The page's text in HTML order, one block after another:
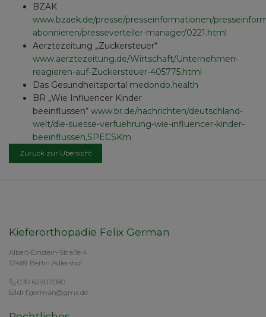
Zurück zur Übersicht
BZÄK
www.bzaek.de/presse/presseinformationen/
abonnieren/presseverteiler-manager/0221.html
Aerztezeitung „Zuckersteuer“
www.aerztezeitung.de/Wirtschaft/Unternehmen-
reagieren-auf-Zuckersteuer-405775.html
Das Gesundheitsportal medondo.health
BR „Wie Influencer Kinder
beeinflussen“ www.br.de/nachrichten/deutschland-
welt/die-suesse-verfuehrung-wie-influencer-kinder-
beeinflussen,SPECSKm
Kieferorthopädie Felix German
Albert-Einstein-Straße 4
12489 Berlin Adlershof
030 62907080
dr.f.german@gmx.de